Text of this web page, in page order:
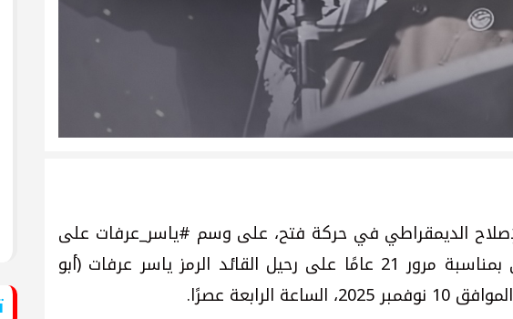
الديمقراطي في حركة فتح، على وسم #ياسر_عرفات على
مواقع التواصل الاجتماعي بمناسبة مرور 21 عامًا على رحيل القائد الرمز ياسر عرفات (أبو
الرابعة عصرًا.